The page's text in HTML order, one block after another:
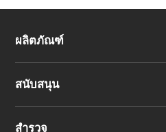
ผลิตภัณฑ์
สนับสนุน
สำรวจ